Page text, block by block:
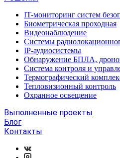
IT-мониторинг систем
Биометрическая проходная
Видеонаблюдение
Системы
IP-аудиосистемы
Обнаружение БПЛА,
Система контроля и
Термографический
Тепловизионный контроль
Охранное освещение
Выполненные проекты
Блог
Контакты